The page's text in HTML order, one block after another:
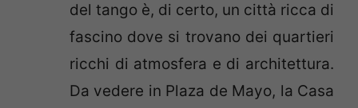
del tango è, di certo, un città ricca di
fascino dove si trovano dei quartieri
ricchi di atmosfera e di architettura.
Da vedere in Plaza de Mayo, la Casa